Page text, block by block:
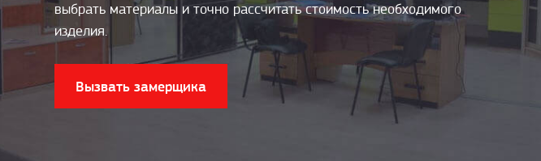
выбрать материалы и точно рассчитать стоимость необходимого
изделия.
Вызвать замерщика